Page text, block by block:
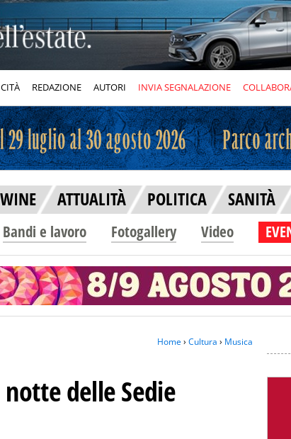
REDAZIONE AUTORI INVIA SEGNALAZIONE
ATTUALITÀ POLITICA SANITÀ
Bandi e lavoro Fotogallery Video
Home› Cultura › Musica
delle Sedie